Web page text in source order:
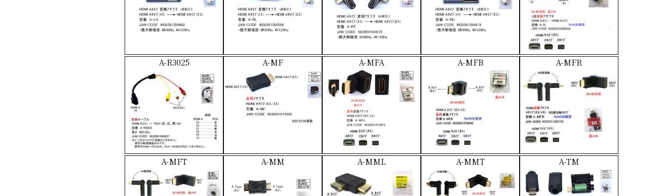
A-R3025 A-MF A-MFA A-MFB A-MFR
A-MFT A-MM A-MML A-MMT A-TM